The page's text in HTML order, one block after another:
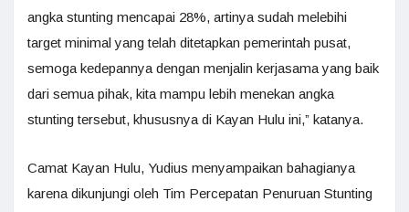
angka stunting mencapai 28%, artinya sudah melebihi
target minimal yang telah ditetapkan pemerintah pusat,
semoga kedepannya dengan menjalin kerjasama yang baik
dari semua pihak, kita mampu lebih menekan angka
stunting tersebut, khususnya di Kayan Hulu ini,” katanya.
Camat Kayan Hulu, Yudius menyampaikan bahagianya
karena dikunjungi oleh Tim Percepatan Penuruan Stunting